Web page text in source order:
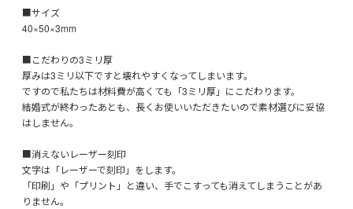
■サイズ
40×50×3mm
■こだわりの3ミリ厚
厚みは3ミリ以下ですと壊れやすくなってしまいます。
ですので私たちは材料費が高くても「3ミリ厚」にこだわります。
結婚式が終わったあとも、長くお使いいただきたいので素材選びに妥協
はしません。
■消えないレーザー刻印
文字は「レーザーで刻印」をします。
「印刷」や「プリント」と違い、手でこすっても消えてしまうことがあ
りません。